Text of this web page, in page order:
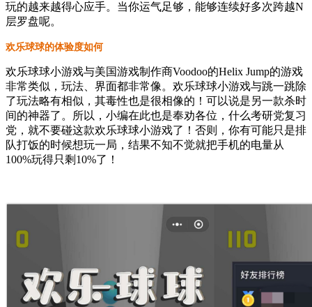
玩的越来越得心应手。当你运气足够，能够连续好多次跨越N
层罗盘呢。
欢乐球球的体验度如何
欢乐球球小游戏与美国游戏制作商Voodoo的Helix Jump的游戏
非常类似，玩法、界面都非常像。欢乐球球小游戏与跳一跳除
了玩法略有相似，其毒性也是很相像的！可以说是另一款杀时
间的神器了。所以，小编在此也是奉劝各位，什么考研党复习
党，就不要碰这款欢乐球球小游戏了！否则，你有可能只是排
队打饭的时候想玩一局，结果不知不觉就把手机的电量从
100%玩得只剩10%了！